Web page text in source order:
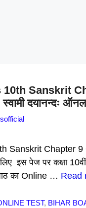
Sanskrit
दयानन्दः
Chapter 9
इस पेज पर कक्षा
का Online … Read
TEST, BIHAR